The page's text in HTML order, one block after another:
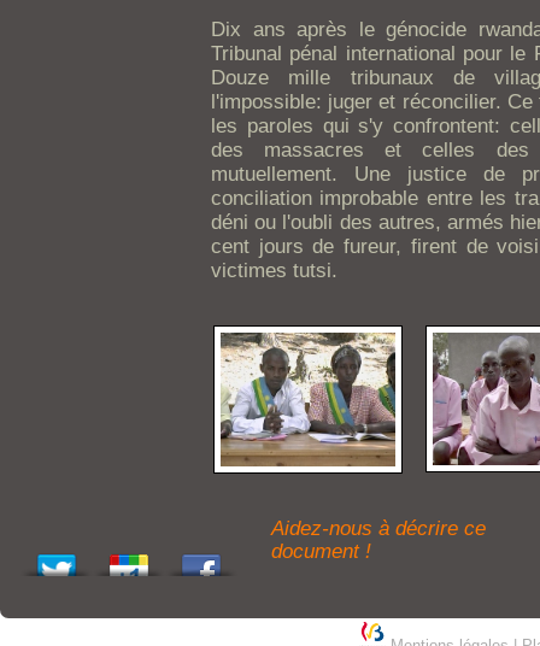
Dix ans après le génocide
Tribunal pénal international pour
Douze mille tribunaux de
l'impossible: juger et réconcilier.
les paroles qui s'y confrontent:
des massacres et celles des
mutuellement. Une justice de
conciliation improbable entre les
déni ou l'oubli des autres, armés
cent jours de fureur, firent de
victimes tutsi.
Aidez-nous à décrire ce
document !